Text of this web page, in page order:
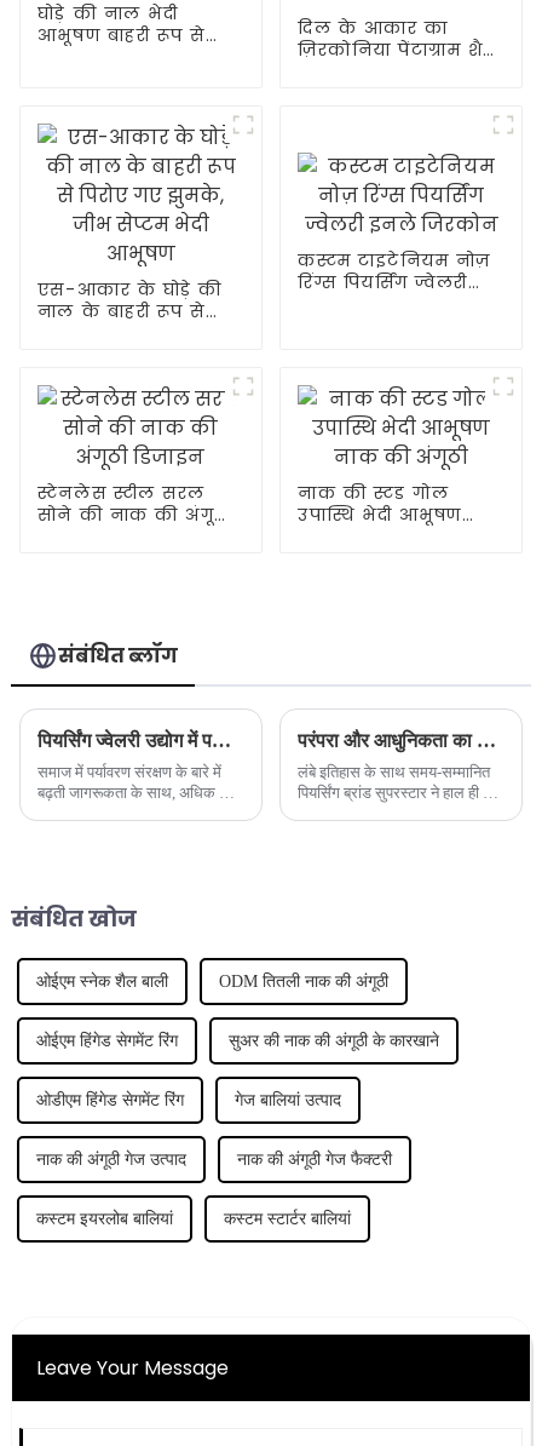
घोड़े की नाल भेदी
आभूषण बाहरी रूप से
दिल के आकार का
ज़िरकोनिया पेंटाग्राम शैली
एस-आकार के घोड़े की
नाल के बाहरी रूप से
कस्टम टाइटेनियम नोज़
रिंग्स पियर्सिंग ज्वेलरी
स्टेनलेस स्टील सरल
सोने की नाक की अंगूठी
नाक की स्टड गोल
उपास्थि भेदी आभूषण
संबंधित ब्लॉग
पियर्सिंग ज्वेलरी उद्योग में पर्यावरण संरक्षण की अवधारणा एक नया चलन बन गई है
समाज में पर्यावरण संरक्षण के बारे में
बढ़ती जागरूकता के साथ, अधिक से
परंपरा और आधुनिकता का उत्तम संयोजन - समय-सम्मानित पियर्सिंग ब्रांड ने एक नई आभूषण श्रृंखला लॉन्च की है
लंबे इतिहास के साथ समय-सम्मानित
पियर्सिंग ब्रांड सुपरस्टार ने हाल ही में
संबंधित खोज
ओईएम स्नेक शैल बाली ODM तितली नाक की अंगूठी
ओईएम हिंगेड सेगमेंट रिंग सुअर की नाक की अंगूठी के कारखाने
ओडीएम हिंगेड सेगमेंट रिंग गेज बालियां उत्पाद
नाक की अंगूठी गेज उत्पाद नाक की अंगूठी गेज फैक्टरी
कस्टम इयरलोब बालियां कस्टम स्टार्टर बालियां
Leave Your Message